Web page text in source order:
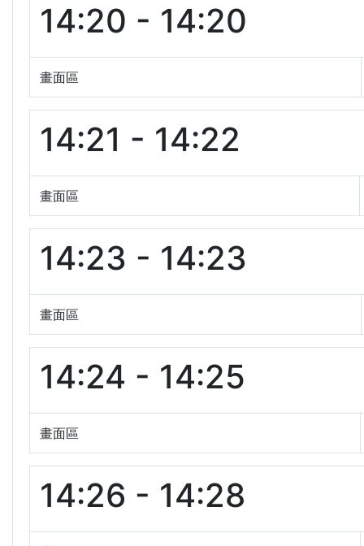
14:20 - 14:20
畫面區
14:21 - 14:22
畫面區
14:23 - 14:23
畫面區
14:24 - 14:25
畫面區
14:26 - 14:28